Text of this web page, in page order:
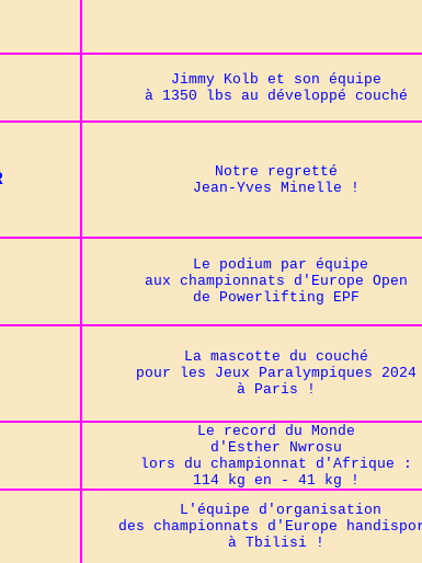
Jimmy Kolb et son équipe
à 1350 lbs au développé couché
Notre regretté
Jean-Yves Minelle !
Le podium par équipe
aux championnats d'Europe Open
de Powerlifting EPF
La mascotte du couché
pour les Jeux Paralympiques 2024
à Paris !
Le record du Monde
d'Esther Nwrosu
lors du championnat d'Afrique :
114 kg en - 41 kg !
L'équipe d'organisation
des championnats d'Europe
à Tbilisi !